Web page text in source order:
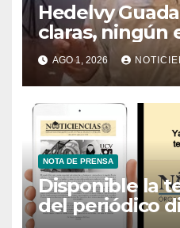
Hedelvy
claras, ningún
conservación
AGO 1, 2026
NOTA DE PRENSA
Disponible la
del periódico